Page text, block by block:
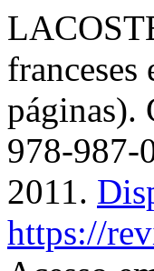
páginas).
978-987-
2011.
https://